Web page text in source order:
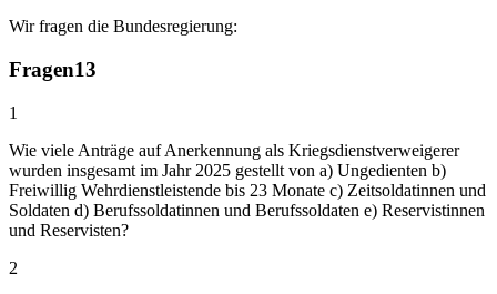
Wir fragen die Bundesregierung:
Fragen13
1
Wie viele Anträge auf Anerkennung als Kriegsdienstverweigerer
wurden insgesamt im Jahr 2025 gestellt von a) Ungedienten b)
Freiwillig Wehrdienstleistende bis 23 Monate c) Zeitsoldatinnen und
Soldaten d) Berufssoldatinnen und Berufssoldaten e) Reservistinnen
und Reservisten?
2